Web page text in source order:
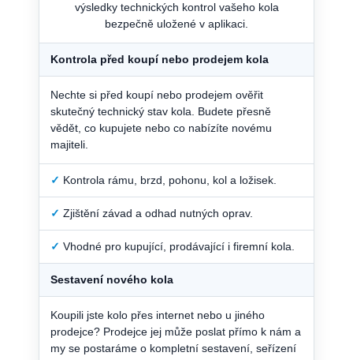
výsledky technických kontrol vašeho kola
bezpečně uložené v aplikaci.
Kontrola před koupí nebo prodejem kola
Nechte si před koupí nebo prodejem ověřit
skutečný technický stav kola. Budete přesně
vědět, co kupujete nebo co nabízíte novému
majiteli.
✓ Kontrola rámu, brzd, pohonu, kol a ložisek.
✓ Zjištění závad a odhad nutných oprav.
✓ Vhodné pro kupující, prodávající i firemní kola.
Sestavení nového kola
Koupili jste kolo přes internet nebo u jiného
prodejce? Prodejce jej může poslat přímo k nám a
my se postaráme o kompletní sestavení, seřízení